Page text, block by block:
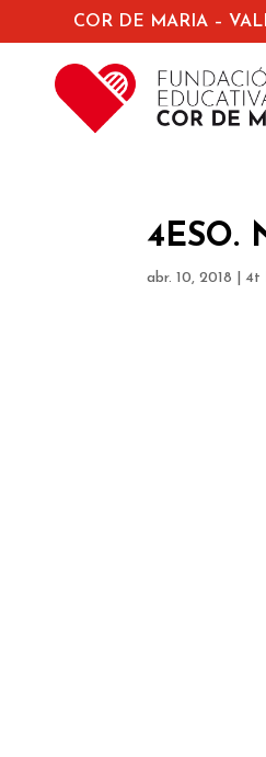
COR DE MARIA –
4ESO.
abr. 10, 2018 4t